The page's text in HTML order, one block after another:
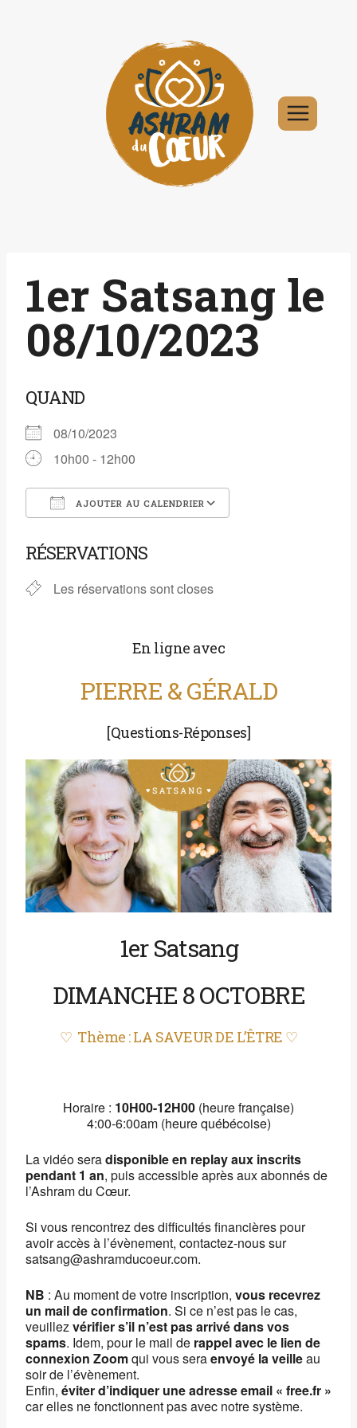
1er Satsang le
08/10/2023
QUAND
08/10/2023
10h00 - 12h00
AJOUTER AU CALENDRIER
RÉSERVATIONS
Les réservations sont closes
En ligne avec
PIERRE & GÉRALD
[Questions-Réponses]
1er Satsang
DIMANCHE 8 OCTOBRE
♡ Thème : LA SAVEUR DE L’ÊTRE ♡
Horaire : 10H00-12H00 (heure française)
4:00-6:00am (heure québécoise)
La vidéo seradisponible en replay aux inscrits
pendant 1 an, puis accessible après aux abonnés de
l’Ashram du Cœur.
Si vous rencontrez des difficultés financières pour
avoir accès à l’évènement, contactez-nous sur
satsang@ashramducoeur.com.
NB : Au moment de votre inscription, vous recevrez
un mail de confirmation. Si ce n’est pas le cas,
veuillezvérifier s’il n’est pas arrivé dans vos
spams. Idem, pour le mail de rappel avec le lien de
connexion Zoomqui vous seraenvoyé la veilleau
soir de l’évènement.
Enfin, éviter d’indiquer une adresse email « free.fr »
car elles ne fonctionnent pas avec notre système.